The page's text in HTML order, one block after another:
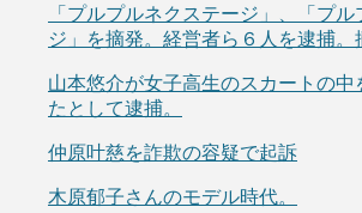
「プルプルネクステージ」、「プ
ジ」を摘発。経営者ら６人を逮捕。
山本悠介が女子高生のスカートの中
たとして逮捕。
仲原叶慈を詐欺の容疑で起訴
木原郁子さんのモデル時代。